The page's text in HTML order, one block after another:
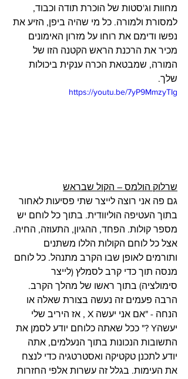
מחוות וג'סטות של הוכרת תודה וכבוד,
למסורת ולמורה. כל מי שהיה ביפן, הזיע את
נפשו ודימם את רוחו על מזרון האימונים
מכיר את הרכנת הראש הקטנה הזו של
המורה, שמבטאת הכרה ענקית ביכולות
שלך.
https://youtu.be/7yP9MmzyTIg
שרלוק הולמס – הקול שבראש
גם פה אני רוצה לייצר שתי פסיעות לאחור
בתוך העטיפה הוליוודית. בתוך כל לוחם יש
מספר קולות. הפחד, ההגיון, התעוזה, החיה.
אצל כל לוחם הקולות הללו משתנים
ותורמים לאופן שבו הקרב מתנהל. כל לוחם
מנסה תוך כדי קרב לסמלץ (לייצר
סימולציה) בתוך ראשו של מהלך הקרב.
הרבה פעמים זה נעשה בצורת שאלה או
הנחה - "אם אני יעשה X , אז היריב שלי
יעשהY ?" ככל שאתה כלוחם יודע לסמן את
התשובות הנכונות בתוך הנעלמים, אתה
יודע לתכנן טקטיקה ואסטרטגיה כדי לנצח
את העימות. בגלל זה עשרות אלפי החזרות